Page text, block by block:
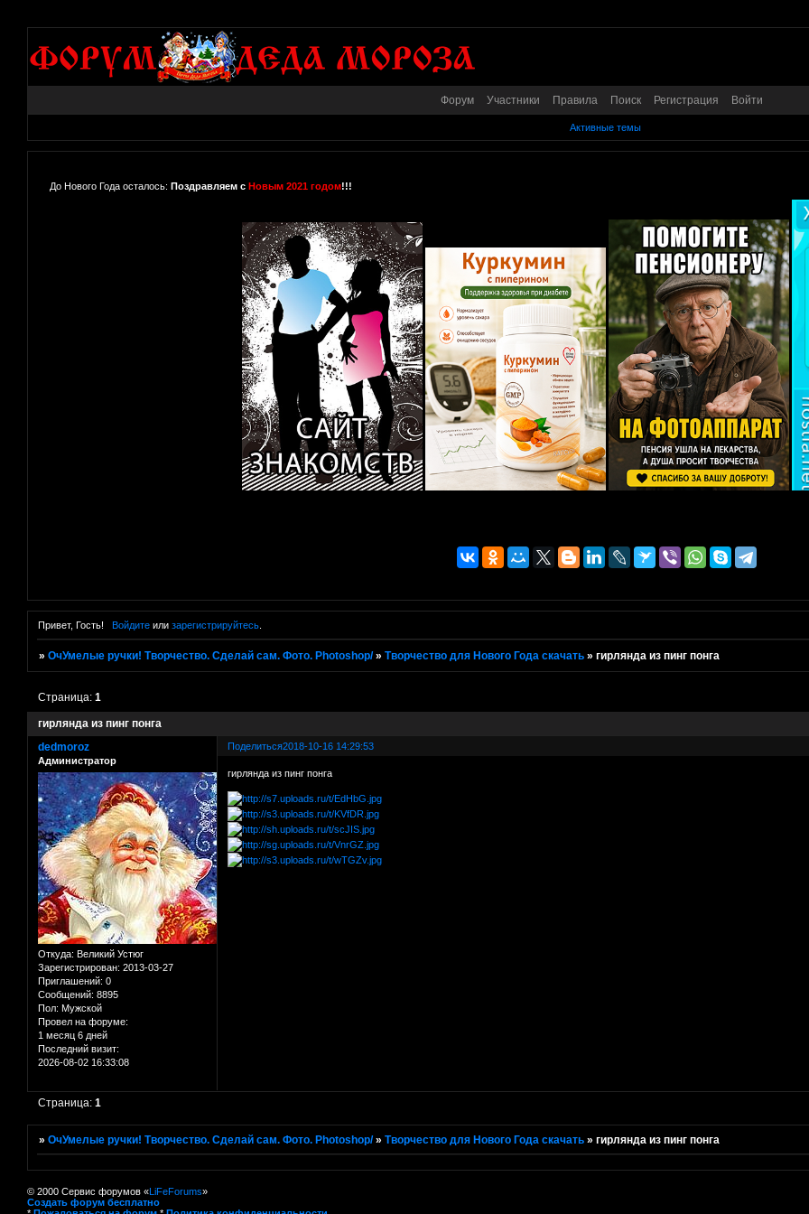
Форум Участники Правила Поиск Регистрация Войти
Активные темы
До Нового Года осталось: Поздравляем с Новым 2021 годом!!!
Привет, Гость! Войдитеили зарегистрируйтесь.
»ОчУмелые ручки! Творчество. Сделай сам. Фото. Photoshop/ »Творчество для Нового Года скачать »гирлянда из пинг понга
гирлянда из пинг понга
Страница:1
Поделиться2018-10-16 14:29:53
dedmoroz
Администратор
Откуда: Великий Устюг
Зарегистрирован: 2013-03-27
Приглашений: 0
Сообщений: 8895
Пол: Мужской
Провел на форуме:
1 месяц 6 дней
Последний визит:
2026-08-02 16:33:08
гирлянда из пинг понга
Страница:1
»ОчУмелые ручки! Творчество. Сделай сам. Фото. Photoshop/ »Творчество для Нового Года скачать »гирлянда из пинг понга
© 2000 Сервис форумов «LiFeForums»
Создать форум бесплатно